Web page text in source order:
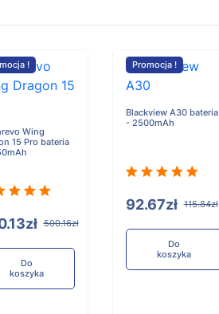
!
Wing
15 Pro bateria
500.16zł
Do
koszyka
Promocja !
Blackview A30 bateria
- 2500mAh
92.67zł 115.84zł
Do
koszyka